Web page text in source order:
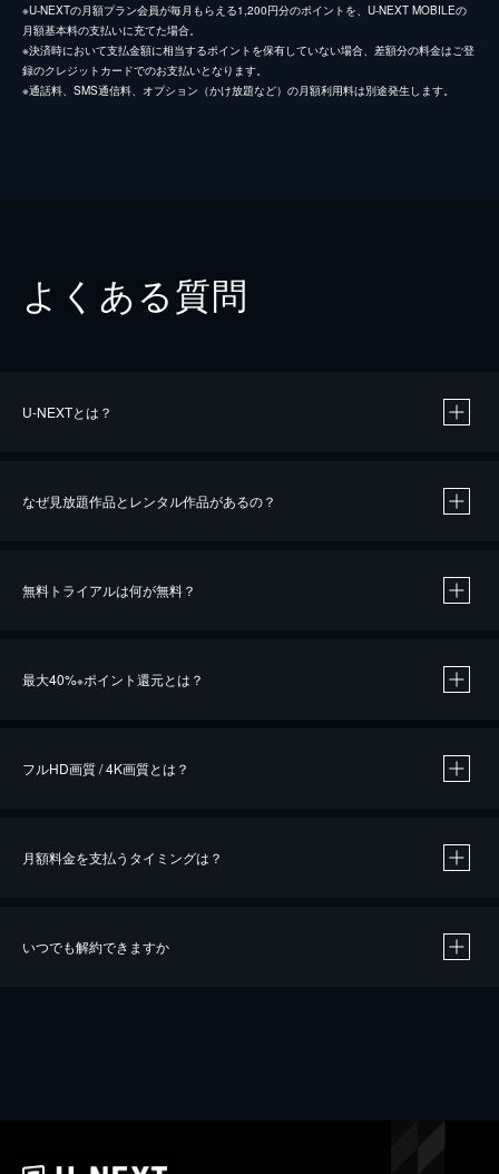
※U-NEXTの月額プラン会員が毎月もらえる1,200円分のポイントを、U-NEXT MOBILEの
月額基本料の支払いに充てた場合。
※決済時において支払金額に相当するポイントを保有していない場合、差額分の料金はご登
録のクレジットカードでのお支払いとなります。
※通話料、SMS通信料、オプション（かけ放題など）の月額利用料は別途発生します。
よくある質問
U-NEXTとは？
なぜ見放題作品とレンタル作品があるの？
無料トライアルは何が無料？
最大40%※ポイント還元とは？
※40％ポイント還元の対象は、クレジットカード決済による作品の購入 / レンタルです。
iOSアプリのUコイン決済による作品の購入 / レンタルは、20％のポイント還元です。
フルHD画質 / 4K画質とは？
月額料金を支払うタイミングは？
いつでも解約できますか